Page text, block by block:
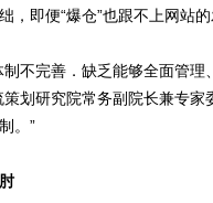
，即便“爆仓”也跟不上网站
完善．缺乏能够全面管理
策划研究院常务副院长兼专
。”